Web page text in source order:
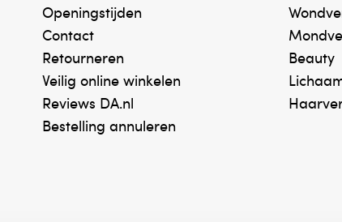
Openingstijden
Contact
Retourneren
Veilig online winkelen
Reviews DA.nl
Bestelling annuleren
Beauty